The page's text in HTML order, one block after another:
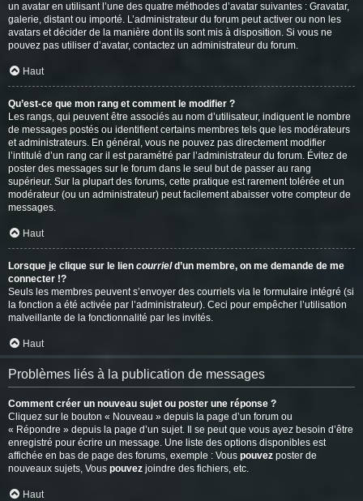
un avatar en utilisant l’une des quatre méthodes d’avatar suivantes : Gravatar,
galerie, distant ou importé. L’administrateur du forum peut activer ou non les
avatars et décider de la manière dont ils sont mis à disposition. Si vous ne
pouvez pas utiliser d’avatar, contactez un administrateur du forum.
Haut
Qu’est-ce que mon rang et comment le modifier ?
Les rangs, qui peuvent être associés au nom d’utilisateur, indiquent le nombre
de messages postés ou identifient certains membres tels que les modérateurs
et administrateurs. En général, vous ne pouvez pas directement modifier
l’intitulé d’un rang car il est paramétré par l’administrateur du forum. Évitez de
poster des messages sur le forum dans le seul but de passer au rang
supérieur. Sur la plupart des forums, cette pratique est rarement tolérée et un
modérateur (ou un administrateur) peut facilement abaisser votre compteur de
messages.
Haut
Lorsque je clique sur le lien courrield’un membre, on me demande de me
connecter !?
Seuls les membres peuvent s’envoyer des courriels via le formulaire intégré (si
la fonction a été activée par l’administrateur). Ceci pour empêcher l’utilisation
malveillante de la fonctionnalité par les invités.
Haut
Problèmes liés à la publication de messages
Comment créer un nouveau sujet ou poster une réponse ?
Cliquez sur le bouton « Nouveau » depuis la page d’un forum ou
« Répondre » depuis la page d’un sujet. Il se peut que vous ayez besoin d’être
enregistré pour écrire un message. Une liste des options disponibles est
affichée en bas de page des forums, exemple : Vous pouvez poster de
nouveaux sujets, Vous pouvez joindre des fichiers, etc.
Haut